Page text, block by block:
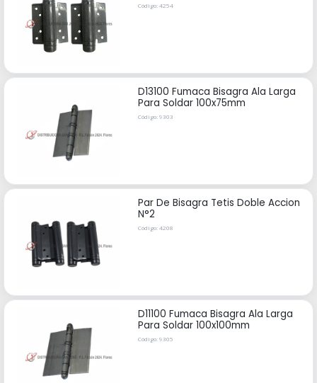
Código: 4254
D13100 Fumaca Bisagra Ala Larga
Para Soldar 100x75mm
Código: 9303
Par De Bisagra Tetis Doble Accion
N°2
Código: 4208
D11100 Fumaca Bisagra Ala Larga
Para Soldar 100x100mm
Código: 9305